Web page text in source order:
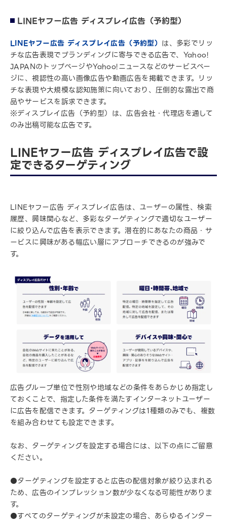
LINEヤフー広告 ディスプレイ広告（予約型）
LINEヤフー広告 ディスプレイ広告（予約型） は、多彩でリッ
チな広告表現でブランディングに寄与できる広告で、Yahoo!
JAPANのトップページやYahoo!ニュースなどのサービスペー
ジに、視認性の高い画像広告や動画広告を掲載できます。リッ
チな表現や大規模な認知施策に向いており、圧倒的な露出で商
品やサービスを訴求できます。
※ディスプレイ広告（予約型）は、広告会社・代理店を通して
のみ出稿可能な広告です。
LINEヤフー広告 ディスプレイ広告で設
定できるターゲティング
LINEヤフー広告 ディスプレイ広告は、ユーザーの属性、検索
履歴、興味関心など、多彩なターゲティングで適切なユーザー
に絞り込んで広告を表示できます。潜在的にあなたの商品・サ
ービスに興味がある幅広い層にアプローチできるのが強みで
す。
広告グループ単位で性別や地域などの条件をあらかじめ指定し
ておくことで、指定した条件を満たすインターネットユーザー
に広告を配信できます。ターゲティングは1種類のみでも、複数
を組み合わせても設定できます。
なお、ターゲティングを設定する場合には、以下の点にご留意
ください。
●ターゲティングを設定すると広告の配信対象が絞り込まれる
ため、広告のインプレッション数が少なくなる可能性がありま
す。
●すべてのターゲティングが未設定の場合、あらゆるインター